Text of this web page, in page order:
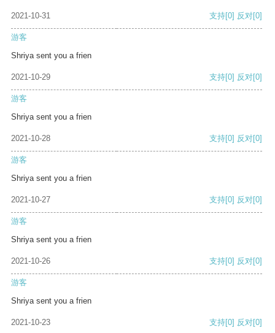
2021-10-31 支持[0] 反对[0]
游客
Shriya sent you a frien
2021-10-29 支持[0] 反对[0]
游客
Shriya sent you a frien
2021-10-28 支持[0] 反对[0]
游客
Shriya sent you a frien
2021-10-27 支持[0] 反对[0]
游客
Shriya sent you a frien
2021-10-26 支持[0] 反对[0]
游客
Shriya sent you a frien
2021-10-23 支持[0] 反对[0]